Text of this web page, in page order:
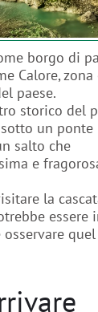
borgo di
Calore,
paese.
storico del
un
salto che
e
la
essere